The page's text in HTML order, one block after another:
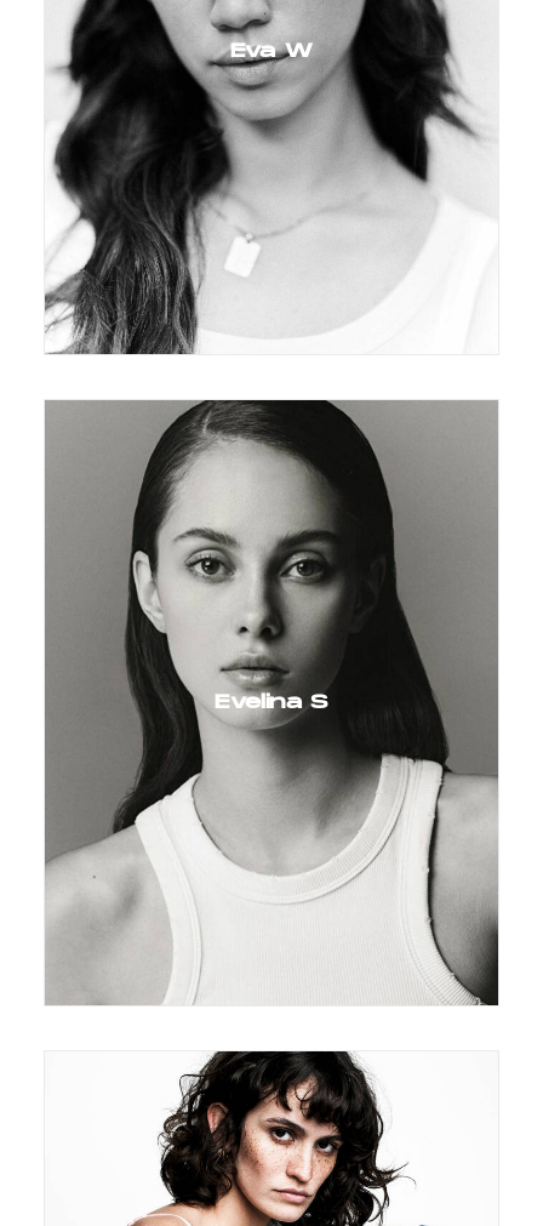
Eva W
Evelina S